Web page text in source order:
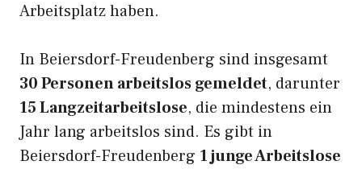
Arbeitsplatz haben.
In Beiersdorf-Freudenberg sind insgesamt
30 Personen arbeitslos gemeldet, darunter
15 Langzeitarbeitslose, die mindestens ein
Jahr lang arbeitslos sind. Es gibt in
Beiersdorf-Freudenberg 1 junge Arbeitslose